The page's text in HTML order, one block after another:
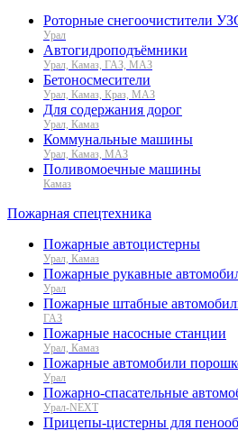
Роторные снегоочистители
Урал
Автогидроподъёмники
Урал, Камаз, ГАЗ, МАЗ
Бетоносмесители
Урал, Камаз, Краз, МАЗ
Для содержания дорог
Урал, Камаз
Коммунальные машины
Урал, Камаз, МАЗ
Поливомоечные машины
Камаз
Пожарная спецтехника
Пожарные автоцистерны
Урал, Камаз
Пожарные рукавные
Урал
Пожарные штабные
ГАЗ
Пожарные насосные станции
Урал, Камаз
Пожарные автомобили
Урал
Пожарно-спасательные
Урал-NEXT
Прицепы-цистерны для